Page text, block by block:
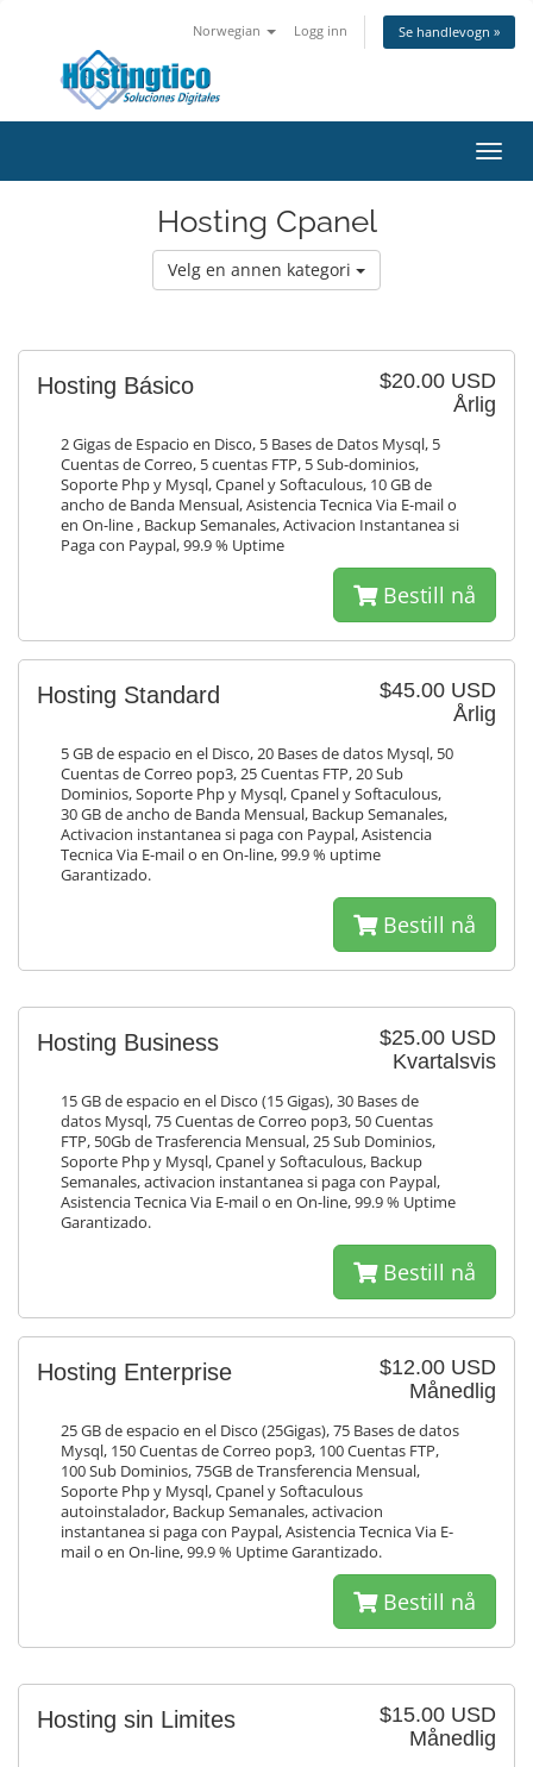
Norwegian Logg inn Se handlevogn »
Bytt
Hosting Cpanel
Velg en annen kategori
$20.00 USD
Årlig
Hosting Básico
2 Gigas de Espacio en Disco, 5 Bases de Datos Mysql, 5
Cuentas de Correo, 5 cuentas FTP, 5 Sub-dominios,
Soporte Php y Mysql, Cpanel y Softaculous, 10 GB de
ancho de Banda Mensual, Asistencia Tecnica Via E-mail o
en On-line , Backup Semanales, Activacion Instantanea si
Paga con Paypal, 99.9 % Uptime
Bestill nå
$45.00 USD
Årlig
Hosting Standard
5 GB de espacio en el Disco, 20 Bases de datos Mysql, 50
Cuentas de Correo pop3, 25 Cuentas FTP, 20 Sub
Dominios, Soporte Php y Mysql, Cpanel y Softaculous,
30 GB de ancho de Banda Mensual, Backup Semanales,
Activacion instantanea si paga con Paypal, Asistencia
Tecnica Via E-mail o en On-line, 99.9 % uptime
Garantizado.
Bestill nå
$25.00 USD
Kvartalsvis
Hosting Business
15 GB de espacio en el Disco (15 Gigas), 30 Bases de
datos Mysql, 75 Cuentas de Correo pop3, 50 Cuentas
FTP, 50Gb de Trasferencia Mensual, 25 Sub Dominios,
Soporte Php y Mysql, Cpanel y Softaculous, Backup
Semanales, activacion instantanea si paga con Paypal,
Asistencia Tecnica Via E-mail o en On-line, 99.9 % Uptime
Garantizado.
Bestill nå
$12.00 USD
Månedlig
Hosting Enterprise
25 GB de espacio en el Disco (25Gigas), 75 Bases de datos
Mysql, 150 Cuentas de Correo pop3, 100 Cuentas FTP,
100 Sub Dominios, 75GB de Transferencia Mensual,
Soporte Php y Mysql, Cpanel y Softaculous
autoinstalador, Backup Semanales, activacion
instantanea si paga con Paypal, Asistencia Tecnica Via E-
mail o en On-line, 99.9 % Uptime Garantizado.
Bestill nå
$15.00 USD
Månedlig
Hosting sin Limites